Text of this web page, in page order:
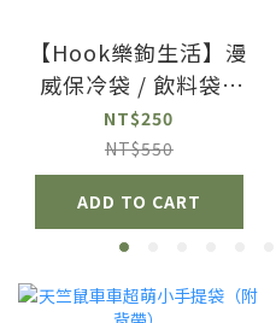
【Hook樂鉤生活】漫
威保冷袋 / 飲料袋 /
保冰保溫袋 ( 附背帶 )
NT$250
NT$550
ADD TO CART